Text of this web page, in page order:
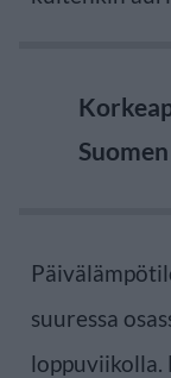
suuressa
loppuviikolla.